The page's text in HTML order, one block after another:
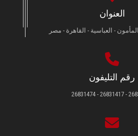
العنوان
- العباسية - القاهرة - مصر
رقم التليفون
26831231 -